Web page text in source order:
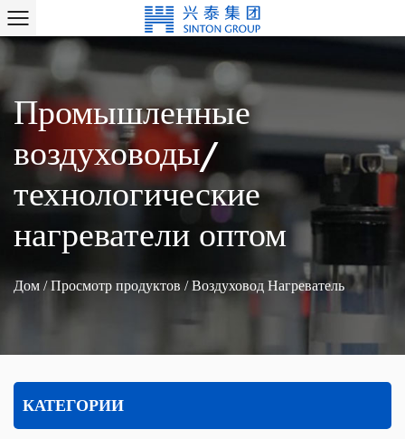
Промышленные
воздуховоды/
технологические
нагреватели оптом
Дом /Просмотр продуктов /Воздуховод Нагреватель
КАТЕГОРИИ